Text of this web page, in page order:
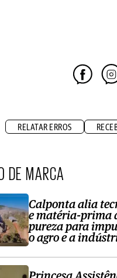
RELATAR ERROS
DE MARCA
Calponta alia
e matéria-prima
pureza para
o agro e a